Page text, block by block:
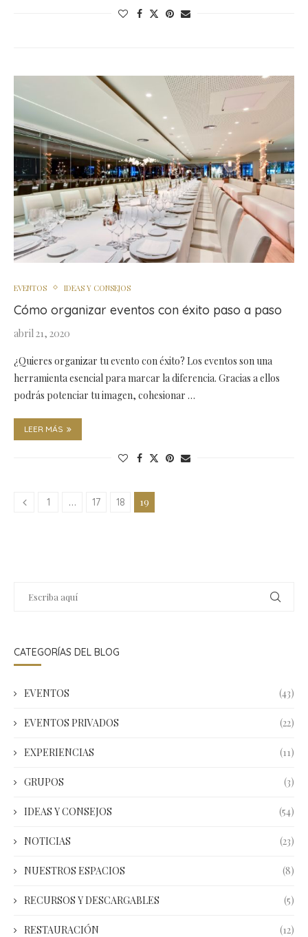
EVENTOS IDEAS Y CONSEJOS
Cómo organizar eventos con éxito paso a paso
abril 21, 2020
¿Quieres organizar tu evento con éxito? Los eventos son una
herramienta esencial para marcar la diferencia. Gracias a ellos
podrás potenciar tu imagen, cohesionar …
LEER MÁS
1 … 17 18 19
CATEGORÍAS DEL BLOG
EVENTOS (43)
EVENTOS PRIVADOS (22)
EXPERIENCIAS (11)
GRUPOS (3)
IDEAS Y CONSEJOS (54)
NOTICIAS (23)
NUESTROS ESPACIOS (8)
RECURSOS Y DESCARGABLES (5)
RESTAURACIÓN (12)